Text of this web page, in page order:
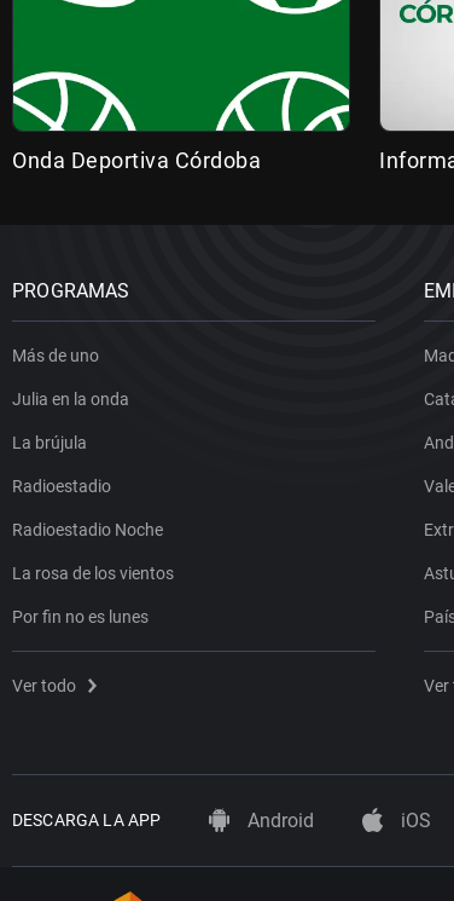
Onda Deportiva Córdoba
PROGRAMAS
Más de uno
Julia en la onda
La brújula
Radioestadio
Radioestadio Noche
La rosa de los vientos
Por fin no es lunes
Ver todo Ver
DESCARGA LA APP Android iOS